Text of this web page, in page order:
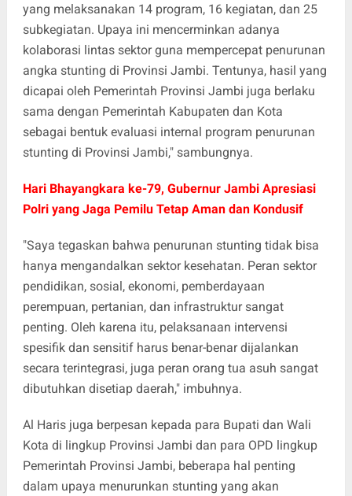
yang melaksanakan 14 program, 16 kegiatan, dan 25
subkegiatan. Upaya ini mencerminkan adanya
kolaborasi lintas sektor guna mempercepat penurunan
angka stunting di Provinsi Jambi. Tentunya, hasil yang
dicapai oleh Pemerintah Provinsi Jambi juga berlaku
sama dengan Pemerintah Kabupaten dan Kota
sebagai bentuk evaluasi internal program penurunan
stunting di Provinsi Jambi," sambungnya.
Hari Bhayangkara ke-79, Gubernur Jambi Apresiasi
Polri yang Jaga Pemilu Tetap Aman dan Kondusif
"Saya tegaskan bahwa penurunan stunting tidak bisa
hanya mengandalkan sektor kesehatan. Peran sektor
pendidikan, sosial, ekonomi, pemberdayaan
perempuan, pertanian, dan infrastruktur sangat
penting. Oleh karena itu, pelaksanaan intervensi
spesifik dan sensitif harus benar-benar dijalankan
secara terintegrasi, juga peran orang tua asuh sangat
dibutuhkan disetiap daerah," imbuhnya.
Al Haris juga berpesan kepada para Bupati dan Wali
Kota di lingkup Provinsi Jambi dan para OPD lingkup
Pemerintah Provinsi Jambi, beberapa hal penting
dalam upaya menurunkan stunting yang akan